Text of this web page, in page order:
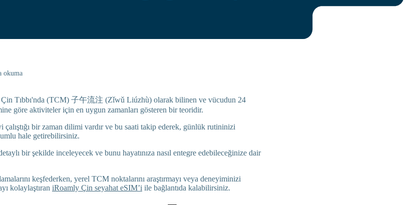
Danimarka
Explore All Varış Yeris
okuma
Çin Tıbbı'nda (TCM) 子午流注 (Zǐwǔ Liúzhù) olarak bilinen ve vücudun 24
göre aktiviteler için en uygun zamanları gösteren bir teoridir.
bir zaman dilimi vardır ve bu saati takip ederek, günlük rutininizi
hale getirebilirsiniz.
bir şekilde inceleyecek ve bunu hayatınıza nasıl entegre edebileceğinize dair
keşfederken, yerel TCM noktalarını araştırmayı veya deneyiminizi
kolaylaştıran iRoamly Çin seyahat eSIM’i ile bağlantıda kalabilirsiniz.